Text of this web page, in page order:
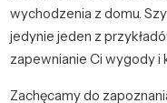
wychodzenia z domu.
jedynie jeden z
zapewnianie Ci wygody i
Zachęcamy do